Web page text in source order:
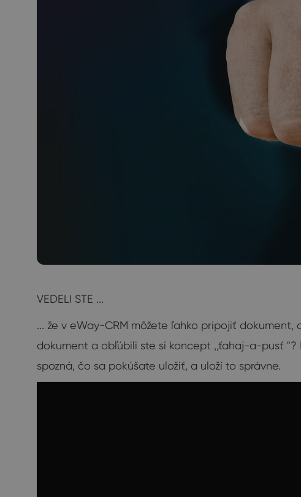
VEDELI STE ...
... že v eWay-CRM môžete ľahko pripojiť
dokument a obľúbili ste si koncept ,,ťahaj-a-pusť "?
spozná, čo sa pokúšate uložiť, a uloží to správne.